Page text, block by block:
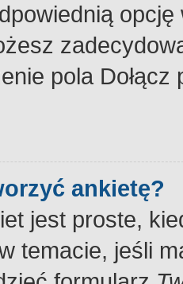
pola
ankietę?
jest proste,
temacie, jeśli